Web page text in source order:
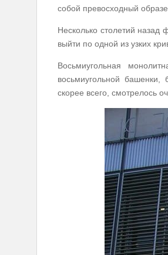
собой превосходный
Несколько столетий назад
выйти по одной из узких
Восьмиугольная
восьмиугольной башенки,
скорее всего, смотрелось